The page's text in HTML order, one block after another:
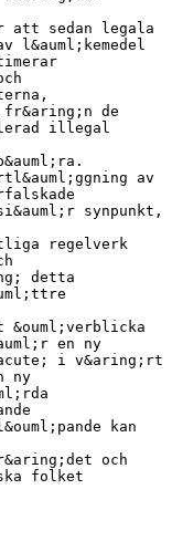
att sedan legala
l&auml;kemedel
fr&aring;n de
illegal
av
synpunkt,
regelverk
detta
&ouml;verblicka
en ny
i v&aring;rt
ny
kan
och
folket